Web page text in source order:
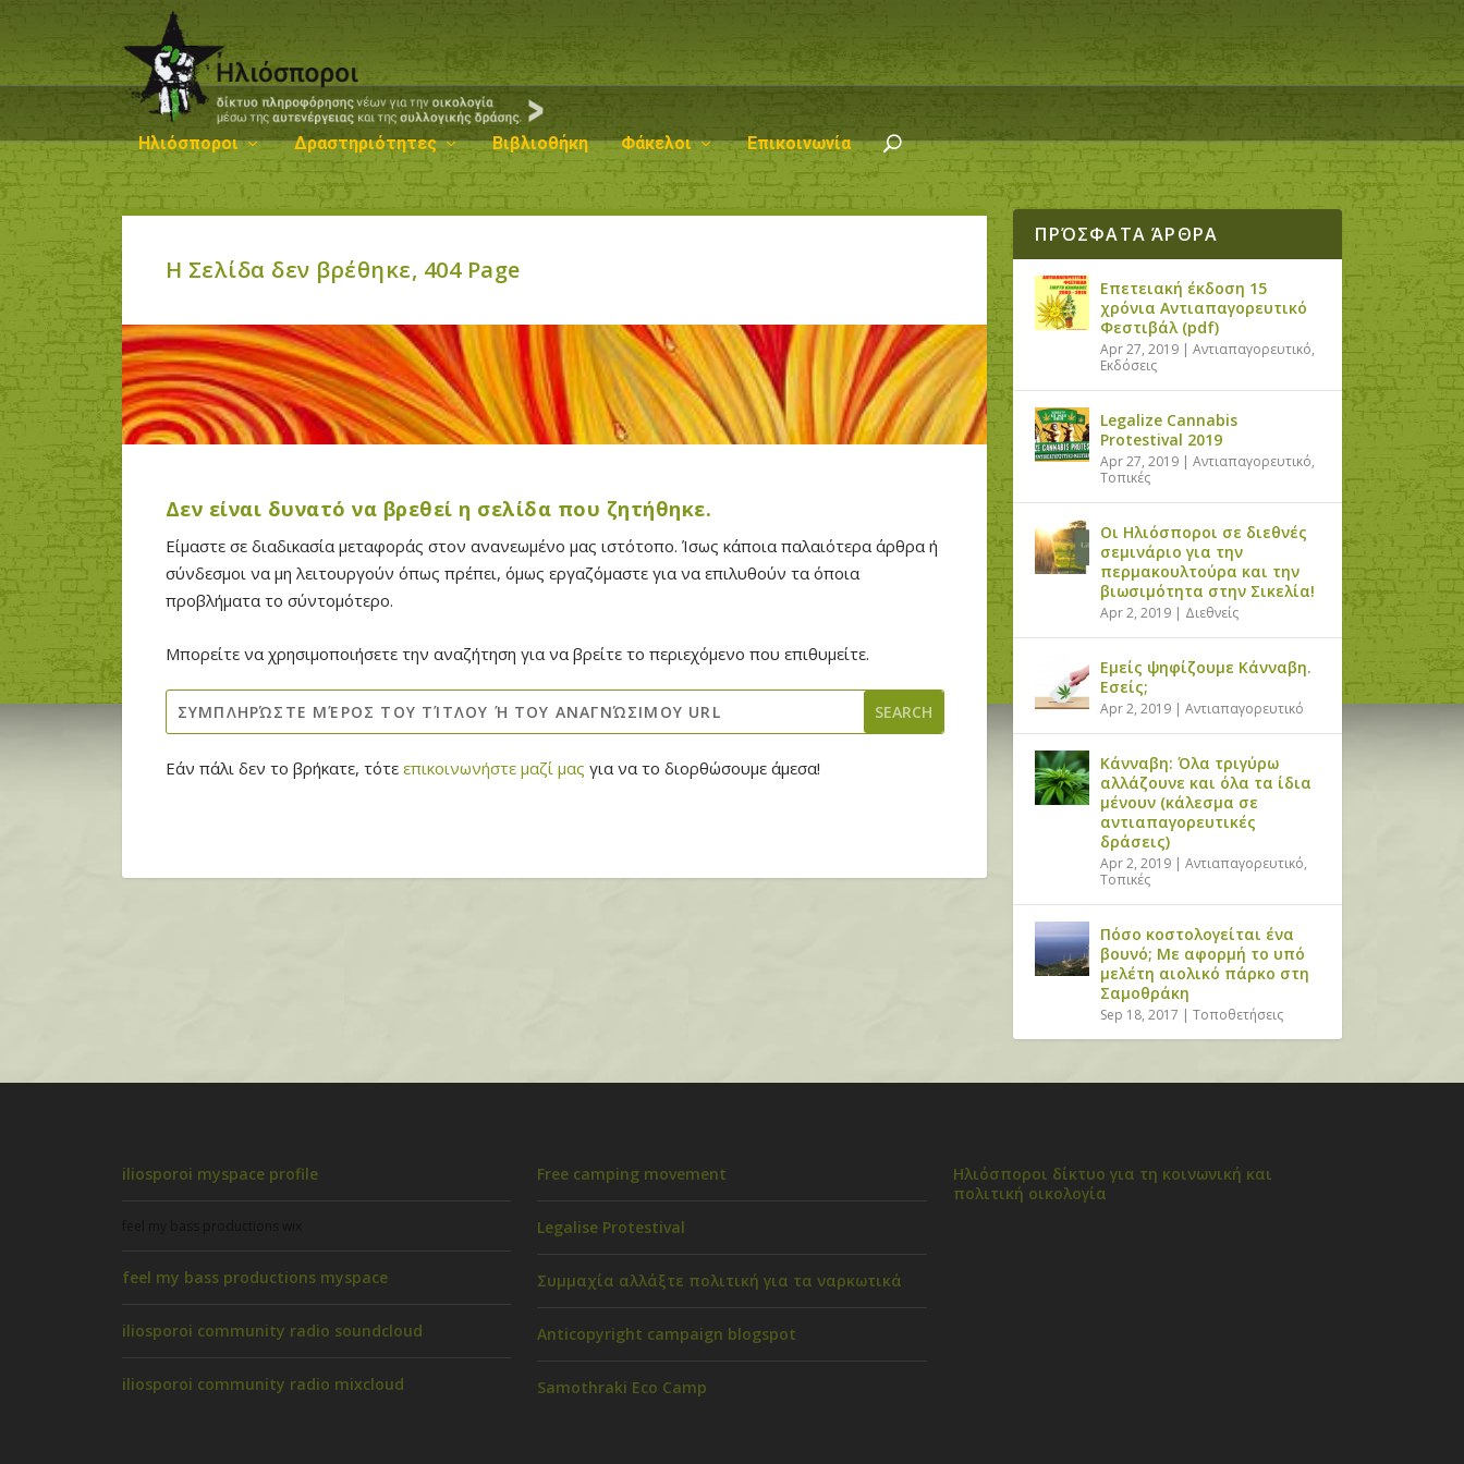
Ηλιόσποροι Δραστηριότητες Βιβλιοθήκη Φάκελοι Επικοινωνία
H Σελίδα δεν βρέθηκε, 404 Page
Δεν είναι δυνατό να βρεθεί η σελίδα που ζητήθηκε.
Είμαστε σε διαδικασία μεταφοράς στον ανανεωμένο μας ιστότοπο. Ίσως κάποια παλαιότερα άρθρα ή
σύνδεσμοι να μη λειτουργούν όπως πρέπει, όμως εργαζόμαστε για να επιλυθούν τα όποια
προβλήματα το σύντομότερο.
Μπορείτε να χρησιμοποιήσετε την αναζήτηση για να βρείτε το περιεχόμενο που επιθυμείτε.
Εάν πάλι δεν το βρήκατε, τότε επικοινωνήστε μαζί μας για να το διορθώσουμε άμεσα!
ΠΡΌΣΦΑΤΑ ΆΡΘΡΑ
Επετειακή έκδοση 15
χρόνια Αντιαπαγορευτικό
Φεστιβάλ (pdf)
Apr 27, 2019 |Αντιαπαγορευτικό,
Εκδόσεις
Legalize Cannabis
Protestival 2019
Apr 27, 2019 |Αντιαπαγορευτικό,
Τοπικές
Οι Ηλιόσποροι σε διεθνές
σεμινάριο για την
περμακουλτούρα και την
βιωσιμότητα στην Σικελία!
Apr 2, 2019 | Διεθνείς
Εμείς ψηφίζουμε Κάνναβη.
Εσείς;
Apr 2, 2019 |Αντιαπαγορευτικό
Κάνναβη: Όλα τριγύρω
αλλάζουνε και όλα τα ίδια
μένουν (κάλεσμα σε
αντιαπαγορευτικές
δράσεις)
Apr 2, 2019 |Αντιαπαγορευτικό,
Τοπικές
Πόσο κοστολογείται ένα
βουνό; Με αφορμή το υπό
μελέτη αιολικό πάρκο στη
Σαμοθράκη
Sep 18, 2017 |Τοποθετήσεις
iliosporoi myspace profile
feel my bass productions myspace
iliosporoi community radio soundcloud
iliosporoi community radio mixcloud
Free camping movement
Legalise Protestival
Συμμαχία αλλάξτε πολιτική για τα ναρκωτικά
Anticopyright campaign blogspot
Samothraki Eco Camp
Ηλιόσποροι δίκτυο για τη κοινωνική και
πολιτική οικολογία